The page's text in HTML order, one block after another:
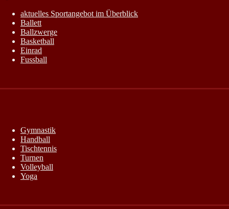
aktuelles Sportangebot im Überblick
Ballett
Ballzwerge
Basketball
Einrad
Fussball
Gymnastik
Handball
Tischtennis
Turnen
Volleyball
Yoga